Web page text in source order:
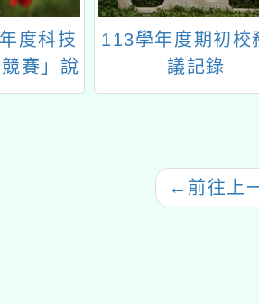
度科技
賽」說
113學年度期初校
議記錄
← 前往上